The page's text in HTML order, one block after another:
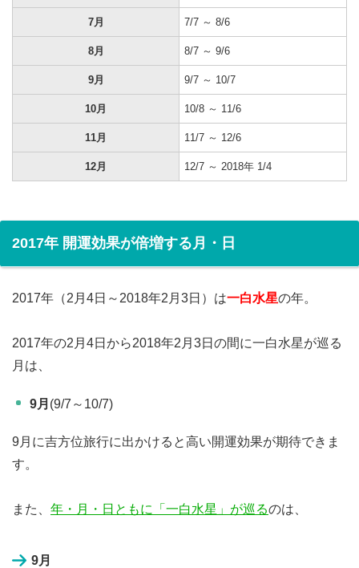
7月 7/7 ～ 8/6
8月 8/7 ～ 9/6
9月 9/7 ～ 10/7
10月 10/8 ～ 11/6
11月 11/7 ～ 12/6
12月 12/7 ～ 2018年 1/4
2017年 開運効果が倍増する月・日
2017年（2月4日～2018年2月3日）は一白水星の年。
2017年の2月4日から2018年2月3日の間に一白水星が巡る
月は、
9月 (9/7～10/7)
9月に吉方位旅行に出かけると高い開運効果が期待できま
す。
また、 年・月・日ともに「一白水星」が巡るのは、
9月